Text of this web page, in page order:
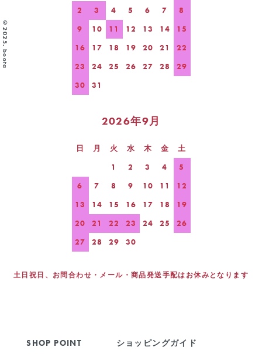
2
3 4 5 6 7
8
9
10 11 12 13 14
15
16
17 18 19 20 21
22
23
24 25 26 27 28
29
30
31
2026年9月
日 月 火 水 木 金
土
1
2 3 4
5
6
7 8 9 10 11
12
13
14 15 16 17 18
19
20
21 22 23 24 25
26
27
28 29 30
土日祝日、お問合わせ・メール・商品発送手配はお休みとなります
SHOP POINT ショッピングガイド
©2025. boota